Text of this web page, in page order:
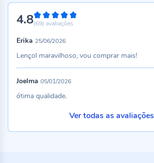
4.896%
(69) avaliações
Erika 25/06/2026
Lençol maravilhoso, vou comprar mais!
Joelma 05/01/2026
ótima qualidade.
Ver todas as avaliações